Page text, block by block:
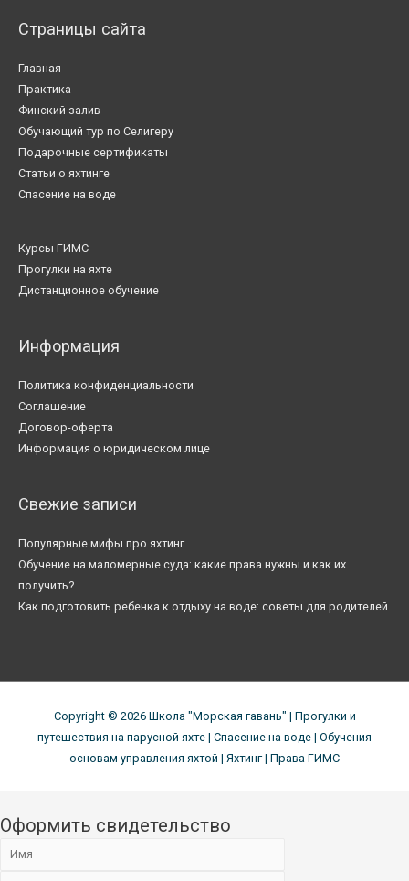
Страницы сайта
Главная
Практика
Финский залив
Обучающий тур по Селигеру
Подарочные сертификаты
Статьи о яхтинге
Спасение на воде
Курсы ГИМС
Прогулки на яхте
Дистанционное обучение
Информация
Политика конфиденциальности
Соглашение
Договор-оферта
Информация о юридическом лице
Свежие записи
Популярные мифы про яхтинг
Обучение на маломерные суда: какие права нужны и как их
получить?
Как подготовить ребенка к отдыху на воде: советы для родителей
Copyright © 2026 Школа "Морская гавань" | Прогулки и
путешествия на парусной яхте | Спасение на воде | Обучения
основам управления яхтой | Яхтинг | Права ГИМС
Оформить свидетельство